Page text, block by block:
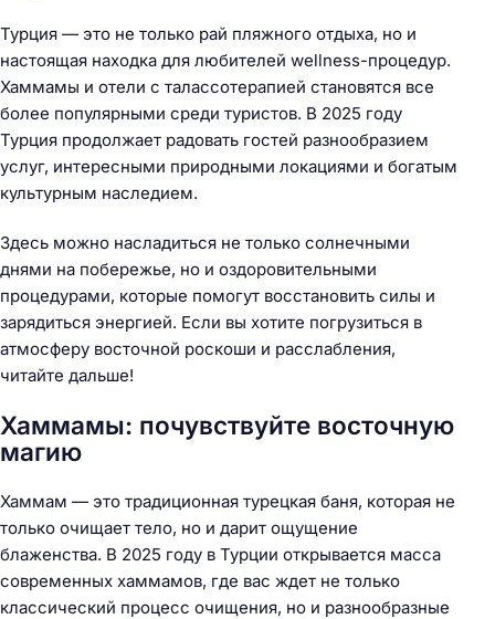
Турция — это не только рай пляжного отдыха, но и
настоящая находка для любителей wellness-процедур.
Хаммамы и отели с талассотерапией становятся все
более популярными среди туристов. В 2025 году
Турция продолжает радовать гостей разнообразием
услуг, интересными природными локациями и богатым
культурным наследием.
Здесь можно насладиться не только солнечными
днями на побережье, но и оздоровительными
процедурами, которые помогут восстановить силы и
зарядиться энергией. Если вы хотите погрузиться в
атмосферу восточной роскоши и расслабления,
читайте дальше!
Хаммамы: почувствуйте восточную
магию
Хаммам — это традиционная турецкая баня, которая не
только очищает тело, но и дарит ощущение
блаженства. В 2025 году в Турции открывается масса
современных хаммамов, где вас ждет не только
классический процесс очищения, но и разнообразные